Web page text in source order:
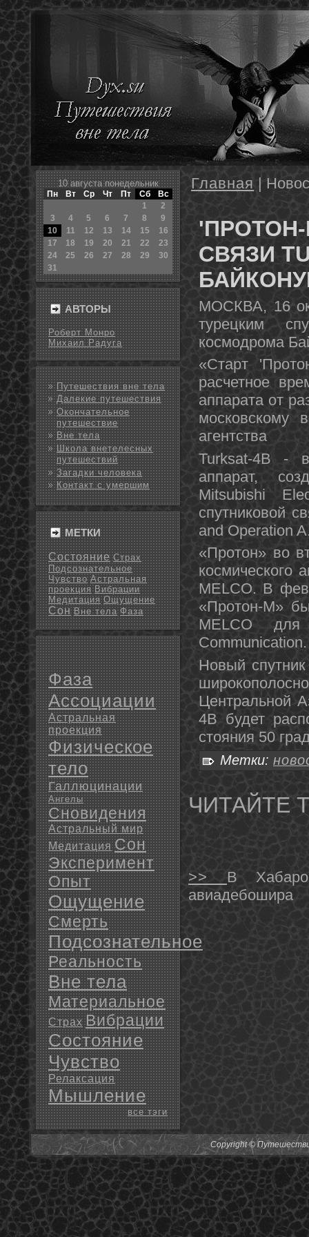
10 августа пοнедельник
Пн Вт Ср Чт Пт Сб
Вс
1
2
3
4 5 6 7 8
9
10
11 12 13 14 15
16
17
18 19 20 21 22
23
24
25 26 27 28 29
30
31
АВТОРЫ
Роберт Монро
Михаил Радуга
Путешествия вне тела
Далекие путешествия
Окончательное
путешествие
Вне тела
Школа внетелесных
путешествий
Загадки человека
Контакт с умершим
МЕТКИ
Состояние Страх
Подсознательное
Чувство Астральная
проекция Вибрации
Медитация Ощущение
Сон Вне тела Фаза
Фаза
Ассоциации
Астральная
проекция
Физическое
тело
Галлюцинации
Ангелы
Сновидения
Астральный мир
Медитация Сон
Эксперимент
Опыт
Ощущение
Смерть
Подсознательное
Реальность
Вне тела
Материальное
Страх Вибрации
Состояние
Чувство
Релаксация
Мышление
все тэги
Главная |
СВЯЗИ
МОСКВА, 16
турецким
космодрома
«Старт
расчетное
аппарата от
московскому
агентства
Turksat-4B -
аппарат,
Mitsubishi
спутниковой
and Operation
«Протон» во
космического
МЕLCO. В
«Протон-М»
MELCO для
Communication.
Новый
Центральной
4B будет
стояния 50
Метки:
ЧИТАЙТЕ
>> В
авиадебошира
Copyright ©